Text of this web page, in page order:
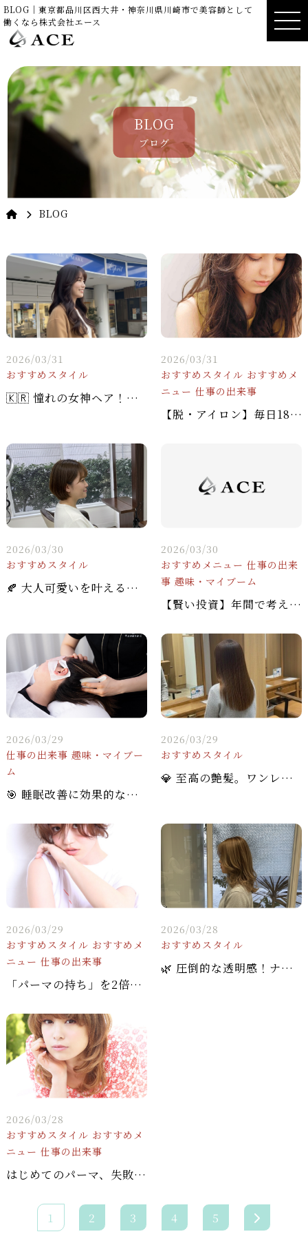
BLOG｜東京都品川区西大井・神奈川県川崎市で美容師として
働くなら株式会社エース
BLOG
ブログ
BLOG
2026/03/31
おすすめスタイル
🇰🇷 憧れの女神ヘア！ヨシンモリ × 透明感アッシュブラウンで叶える韓国美人スタイル✨
2026/03/31
おすすめスタイル おすすめメ
ニュー 仕事の出来事
【脱・アイロン】毎日180度で巻くより、実は「半年に1回のパーマ」の方が髪に優しい理由
2026/03/30
おすすめスタイル
🍂 大人可愛いを叶える！ショートボブ × マットブラウンで魅せる「好感度アップ」スタイル
2026/03/30
おすすめメニュー 仕事の出来
事 趣味・マイブーム
【賢い投資】年間で考える「髪の予算」。一番コスパ良く綺麗を維持するスケジュール術
2026/03/29
仕事の出来事 趣味・マイブー
ム
🎯 睡眠改善に効果的な頭のツボ
2026/03/29
おすすめスタイル
💎 至高の艶髪。ワンレンロングストレート × まろやかベージュで叶える品格スタイル✨
2026/03/29
おすすめスタイル おすすめメ
ニュー 仕事の出来事
「パーマの持ち」を2倍にする！お家での乾かし方とスタイリング剤の黄金比
2026/03/28
おすすめスタイル
🌿 圧倒的な透明感！ナチュラルミディアム × 柔ふわベージュで作る愛されスタイル✨
2026/03/28
おすすめスタイル おすすめメ
ニュー 仕事の出来事
はじめてのパーマ、失敗しないための「強さ」と「質感」の選び方
1 2 3 4 5